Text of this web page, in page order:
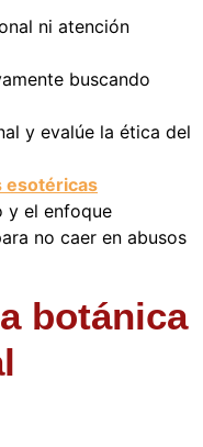
ni atención
buscando
y evalúe la ética del
esotéricas
y el enfoque
no caer en abusos
botánica